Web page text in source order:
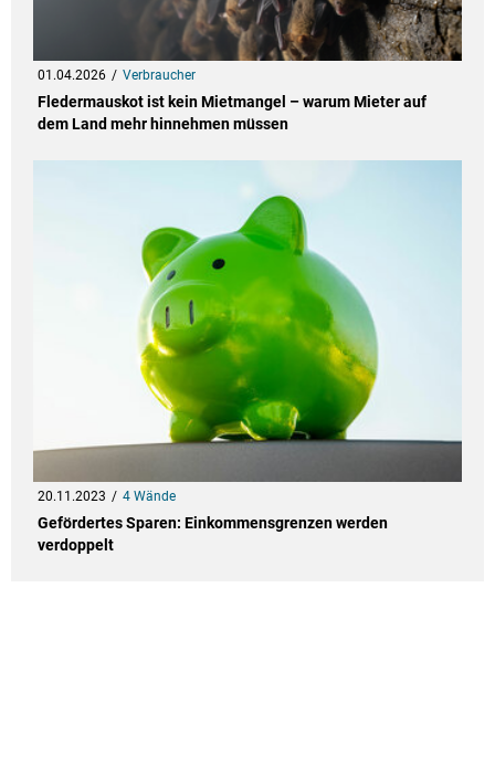
01.04.2026 Verbraucher
Fledermauskot ist kein Mietmangel – warum Mieter auf
dem Land mehr hinnehmen müssen
20.11.2023 4 Wände
Gefördertes Sparen: Einkommensgrenzen werden
verdoppelt